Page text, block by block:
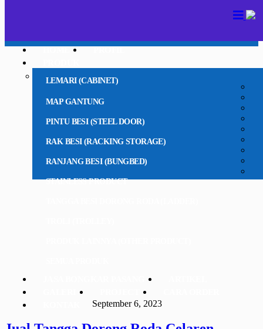
LEMARI (CABINET)
MAP GANTUNG
PINTU BESI (STEEL DOOR)
RAK BESI (RACKING STORAGE)
RANJANG BESI (BUNGBED)
STAINLESS PRODUCT
September 6, 2023